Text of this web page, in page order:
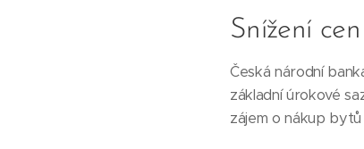
Snížení
Česká národní
základní úrokové
zájem o nákup